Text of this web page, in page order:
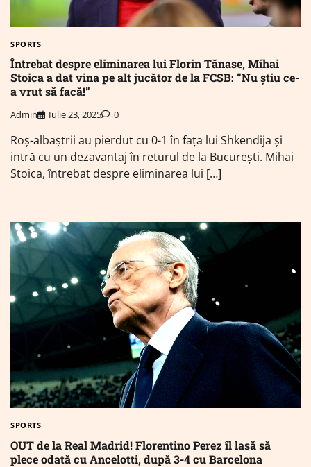
SPORTS
Întrebat despre eliminarea lui Florin Tănase, Mihai
Stoica a dat vina pe alt jucător de la FCSB: ”Nu știu ce-
a vrut să facă!”
Admin Iulie 23, 2025 0
Roș-albaștrii au pierdut cu 0-1 în fața lui Shkendija și
intră cu un dezavantaj în returul de la București. Mihai
Stoica, întrebat despre eliminarea lui […]
SPORTS
OUT de la Real Madrid! Florentino Perez îl lasă să
plece odată cu Ancelotti, după 3-4 cu Barcelona